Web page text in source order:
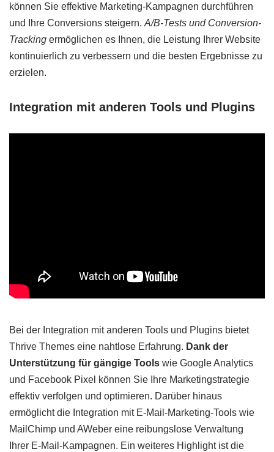
können Sie effektive Marketing-Kampagnen durchführen
und Ihre Conversions steigern. A/B-Tests und Conversion-
Tracking ermöglichen es Ihnen, die Leistung Ihrer Website
kontinuierlich zu verbessern und die besten Ergebnisse zu
erzielen.
Integration mit anderen Tools und Plugins
Bei der Integration mit anderen Tools und Plugins bietet
Thrive Themes eine nahtlose Erfahrung. Dank der
Unterstützung für gängige Tools wie Google Analytics
und Facebook Pixel können Sie Ihre Marketingstrategie
effektiv verfolgen und optimieren. Darüber hinaus
ermöglicht die Integration mit E-Mail-Marketing-Tools wie
MailChimp und AWeber eine reibungslose Verwaltung
Ihrer E-Mail-Kampagnen. Ein weiteres Highlight ist die